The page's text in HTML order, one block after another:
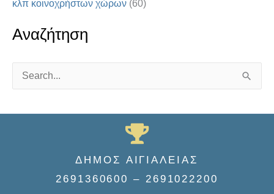
κλπ κοινοχρήστων χώρων (60)
Αναζήτηση
a
ΔΗΜΟΣ ΑΙΓΙΑΛΕΙΑΣ
2691360600 – 2691022200